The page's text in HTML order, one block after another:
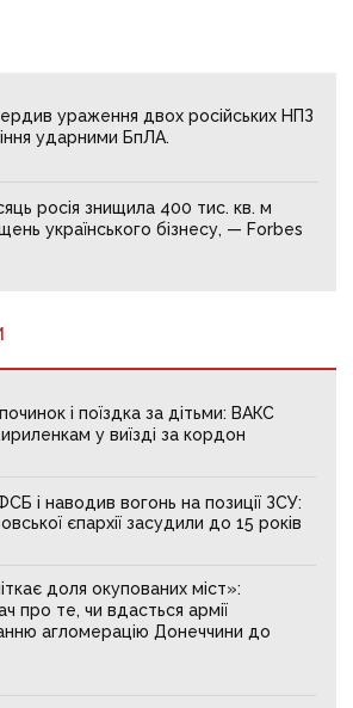
ураження двох російських НПЗ
ударними БпЛА.
росія знищила 400 тис. кв. м
українського бізнесу, — Forbes
і поїздка за дітьми: ВАКС
у виїзді за кордон
і наводив вогонь на позиції ЗСУ:
єпархії засудили до 15 років
доля окупованих міст»:
про те, чи вдасться армії
агломерацію Донеччини до